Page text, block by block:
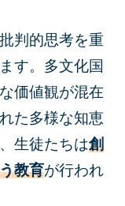
判的思考を重
す。多文化国
価値観が混在
た多様な知恵
生徒たちは創
教育が行われ